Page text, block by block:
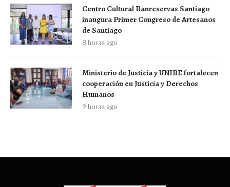
Centro Cultural Banreservas Santiago
inaugura Primer Congreso de Artesanos
de Santiago
8 horas ago
Ministerio de Justicia y UNIBE fortalecen
cooperación en Justicia y Derechos
Humanos
9 horas ago